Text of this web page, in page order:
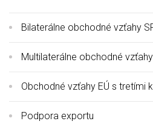
Bilaterálne obchodné vzťahy
Multilaterálne obchodné vzťahy
Obchodné vzťahy EÚ s tretími
Podpora exportu